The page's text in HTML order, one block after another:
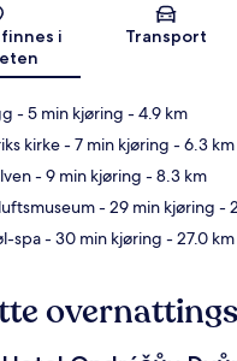
Kart
finnes i
Transport
- 5 min kjøring - 4.9 km
kirke- 7 min kjøring - 6.3 km
- 9 min kjøring - 8.3 km
- 29 min kjøring -
spa- 30 min kjøring - 27.0 km